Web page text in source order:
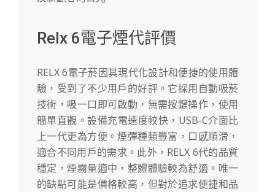
Relx 6電子煙代評價
RELX 6電子菸因其現代化設計和便捷的使用體
驗，受到了不少用戶的好評。它採用自動吸菸
技術，吸一口即可啟動，無需按鍵操作，使用
簡單直觀。設備充電速度較快，USB-C介面比
上一代更為方便。煙彈種類豐富，口感順滑，
適合不同用戶的需求。此外，RELX 6代的品質
穩定，煙霧量適中，整體體驗較為舒適。唯一
的缺點可能是價格較高，但對於追求便捷和品